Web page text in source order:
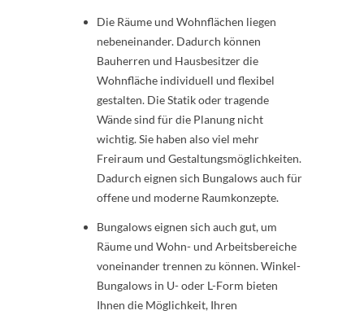
Die Räume und Wohnflächen liegen
nebeneinander. Dadurch können
Bauherren und Hausbesitzer die
Wohnfläche individuell und flexibel
gestalten. Die Statik oder tragende
Wände sind für die Planung nicht
wichtig. Sie haben also viel mehr
Freiraum und Gestaltungsmöglichkeiten.
Dadurch eignen sich Bungalows auch für
offene und moderne Raumkonzepte.
Bungalows eignen sich auch gut, um
Räume und Wohn- und Arbeitsbereiche
voneinander trennen zu können. Winkel-
Bungalows in U- oder L-Form bieten
Ihnen die Möglichkeit, Ihren